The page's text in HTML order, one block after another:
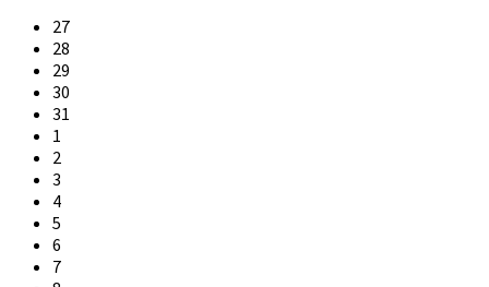
Skip
calendar
days
27
28
29
30
31
1
2
3
4
5
6
7